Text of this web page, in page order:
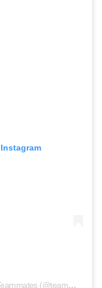
Une publication partagée par Les Teammates (@teammates.fr)